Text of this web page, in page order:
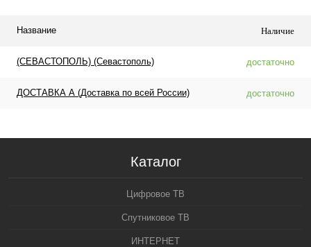
Название Наличие
(СЕВАСТОПОЛЬ) (Севастополь) достаточно
ДОСТАВКА А (Доставка по всей России) достаточно
Каталог
Цифровое ТВ
Спутниковое ТВ
ИНТЕРНЕТ